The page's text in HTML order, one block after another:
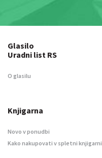
Glasilo
Uradni list RS
O glasilu
Knjigarna
Novo v ponudbi
Kako nakupovati v spletni knjigarni